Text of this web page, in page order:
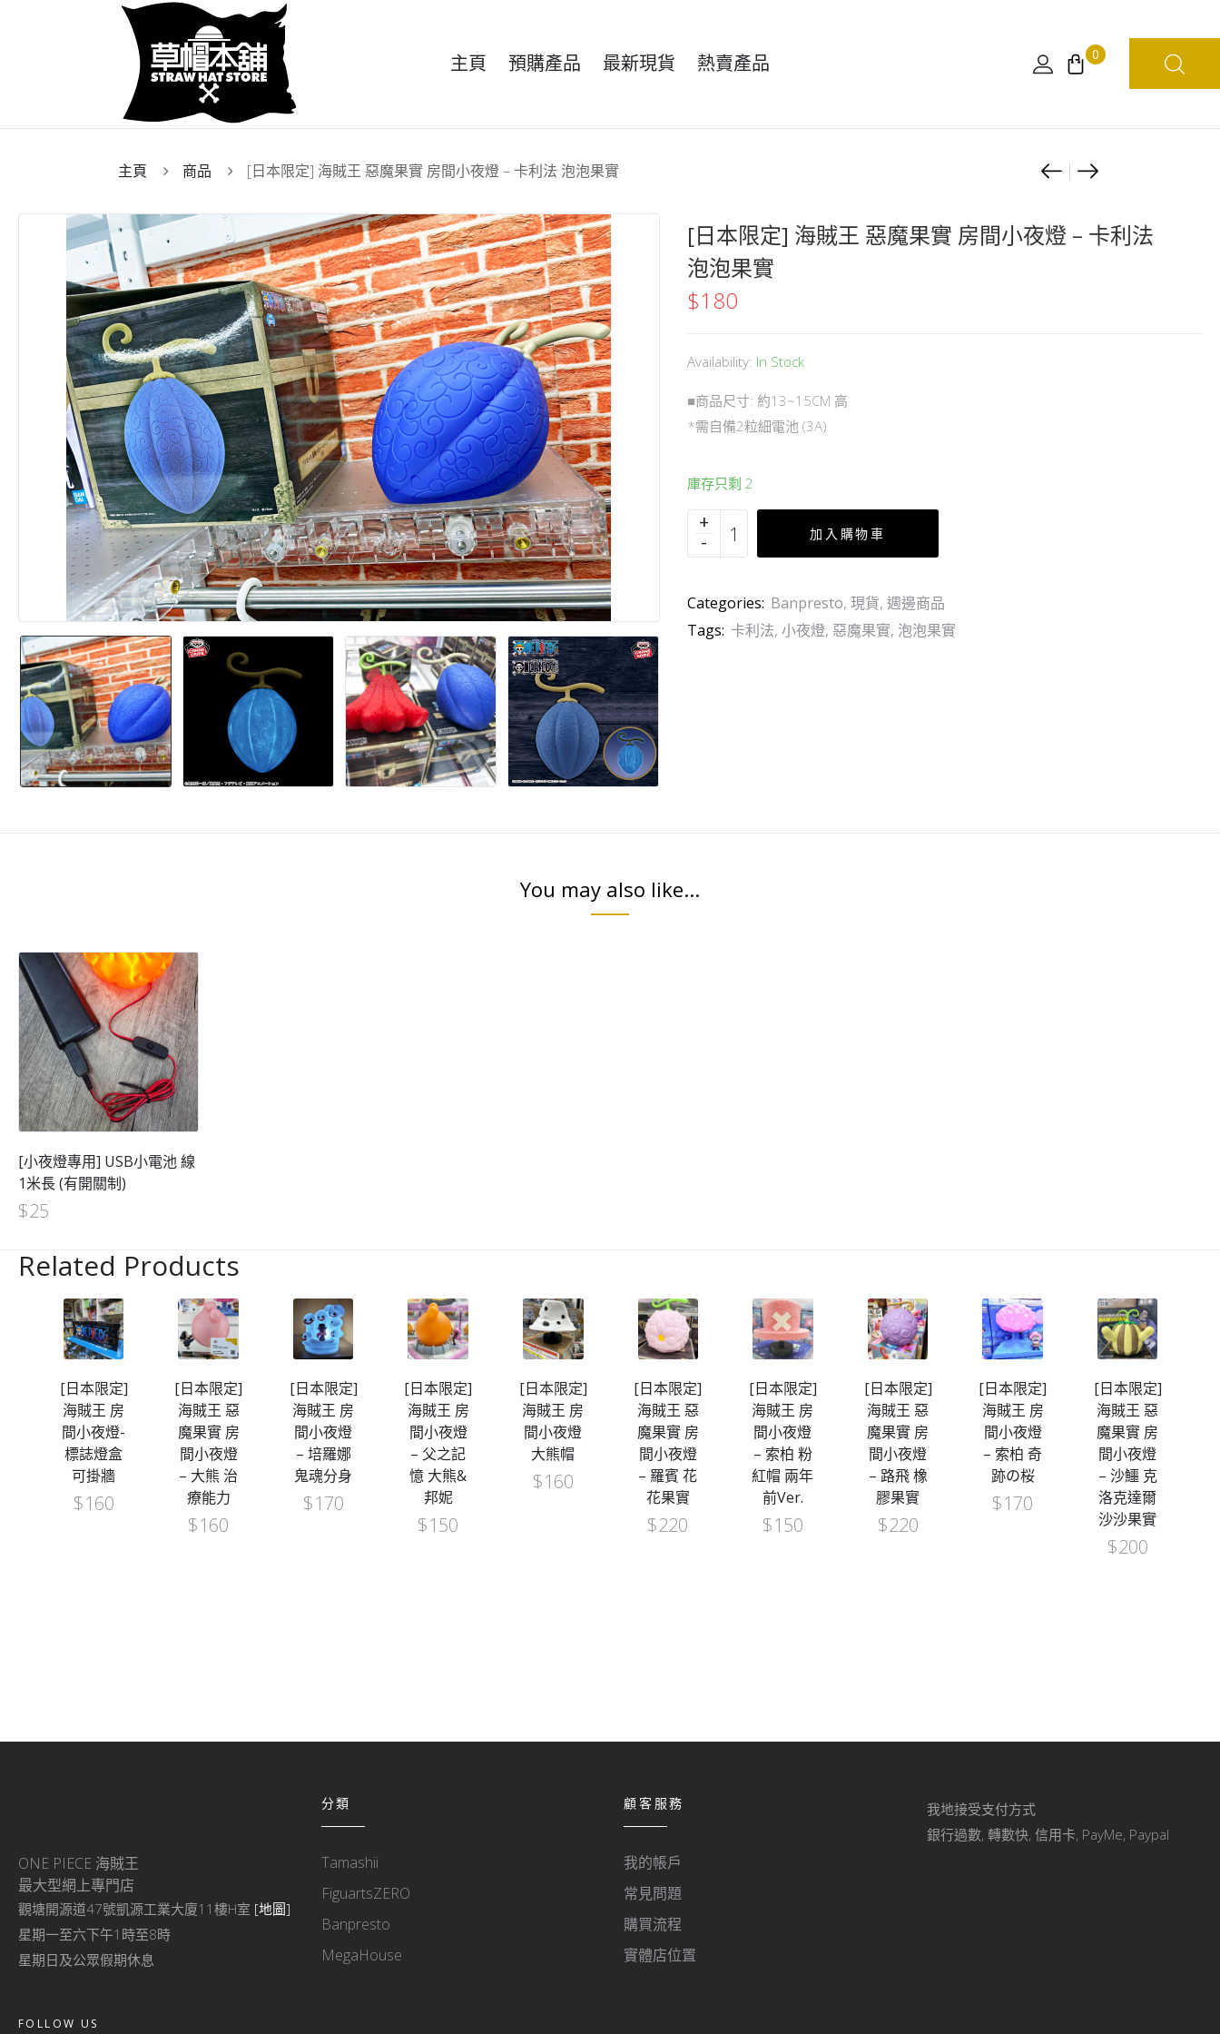
主頁 預購產品 最新現貨 熱賣產品 0
主頁 商品 [日本限定] 海賊王 惡魔果實 房間小夜燈 – 卡利法 泡泡果實
Product
[日
海
賊
[日
定]
[日本限定] 海賊王 惡魔果實 房間小夜燈 – 卡利法
泡泡果實
$180
Availability: In Stock
■商品尺寸: 約13~15CM 高
*需自備2粒細電池 (3A)
庫存只剩 2
加入購物車
Categories: Banpresto, 現貨, 週邊商品
Tags: 卡利法, 小夜燈, 惡魔果實, 泡泡果實
You may also like...
[小夜燈專用] USB小電池 線
1米長 (有開關制)
$25
Related Products
[日本限定]
海賊王 房
間小夜燈-
標誌燈盒
可掛牆
$160
[日本限定]
海賊王 惡
魔果實 房
間小夜燈
– 大熊 治
療能力
$160
[日本限定]
海賊王 房
間小夜燈
– 培羅娜
鬼魂分身
$170
[日本限定]
海賊王 房
間小夜燈
– 父之記
憶 大熊&
邦妮
$150
[日本限定]
海賊王 房
間小夜燈
大熊帽
$160
[日本限定]
海賊王 惡
魔果實 房
間小夜燈
– 羅賓 花
花果實
$220
[日本限定]
海賊王 房
間小夜燈
– 索柏 粉
紅帽 兩年
前Ver.
$150
[日本限定]
海賊王 惡
魔果實 房
間小夜燈
– 路飛 橡
膠果實
$220
[日本限定]
海賊王 房
間小夜燈
– 索柏 奇
跡の桜
$170
[日本限定]
海賊王 惡
魔果實 房
間小夜燈
– 沙鱷 克
洛克達爾
沙沙果實
$200
ONE PIECE 海賊王
最大型網上專門店
觀塘開源道47號凱源工業大廈11樓H室 [地圖]
星期一至六下午1時至8時
星期日及公眾假期休息
FOLLOW US
分類
Tamashii
FiguartsZERO
Banpresto
MegaHouse
顧客服務
我的帳戶
常見問題
購買流程
實體店位置
我地接受支付方式
銀行過數, 轉數快, 信用卡, PayMe, Paypal